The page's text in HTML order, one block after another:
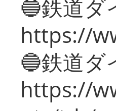
🔵鉄道ダ
https://
🔵鉄道ダ
https://